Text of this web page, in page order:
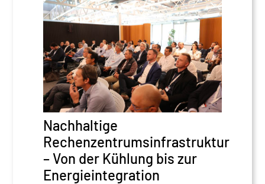
Nachhaltige
Rechenzentrumsinfrastruktur
– Von der Kühlung bis zur
Energieintegration